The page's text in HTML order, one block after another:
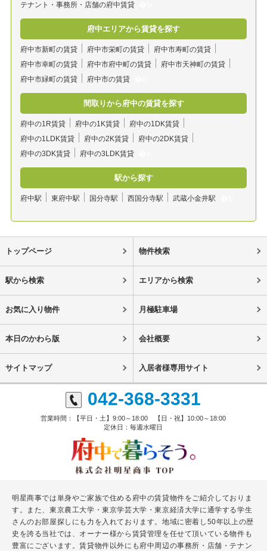
テナント・事務所・店舗の府中賃貸
府中エリアから賃貸を探す
府中市新町の賃貸 府中市栄町の賃貸
府中市寿町の賃貸
府中市幸町の賃貸
府中市府中町の賃貸
府中市天神町の賃貸
府中市緑町の賃貸
府中市の賃貸
間取りから府中の賃貸を探す
府中の1R賃貸 府中の1K賃貸
府中の1DK賃貸
府中の1LDK賃貸
府中の2K賃貸
府中の2DK賃貸
府中の3DK賃貸
府中の3LDK賃貸
駅から探す
府中駅 東府中駅 国分寺駅 西国分寺駅 武蔵小金井駅
トップページ 物件検索
駅から検索 エリアから検索
お気に入り物件 月極駐車場
本日のかわら版 会社概要
サイトマップ 入居者様専用サイト
042-368-3331
営業時間：【平日・土】9:00～18:00 【日・祝】10:00～18:00
定休日：毎週水曜日
明星商事では単身やご家族で住める府中の賃貸物件をご紹介しておりま
す。また、東京農工大学・東京学芸大学・東京経済大学に通学する学生
さんのお部屋探しにも力を入れております。地域に密着し50年以上の歴
史を誇る当社では、オーナー様から賃貸管理を任せて頂いている物件も
豊富にございます。賃貸物件以外にも府中周辺の事務所・店舗・テナン